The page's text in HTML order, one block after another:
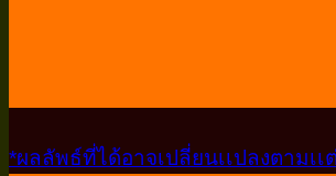
*ผลลัพธ์ที่ได้อาจเปลี่ยนเเปลงตามเ